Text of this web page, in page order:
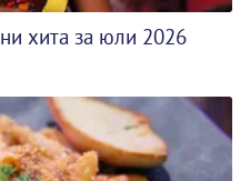
хита за юли 2026